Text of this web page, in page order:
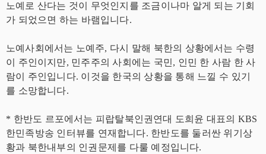
노예로 산다는 것이 무엇인지를 조금이나마 알게 되는 기회
가 되었으면 하는 바램입니다.
노예사회에서는 노예주, 다시 말해 북한의 상황에서는 수령
이 주인이지만, 민주주의 사회에는 국민, 인민 한 사람 한 사
람이 주인입니다. 이것을 한국의 상황을 통해 느낄 수 있기
를 소망합니다.
* 한반도 르포에서는 피랍탈북인권연대 도희윤 대표의 KBS
한민족방송 인터뷰를 연재합니다. 한반도를 둘러싼 위기상
황과 북한내부의 인권문제를 다룰 예정입니다.